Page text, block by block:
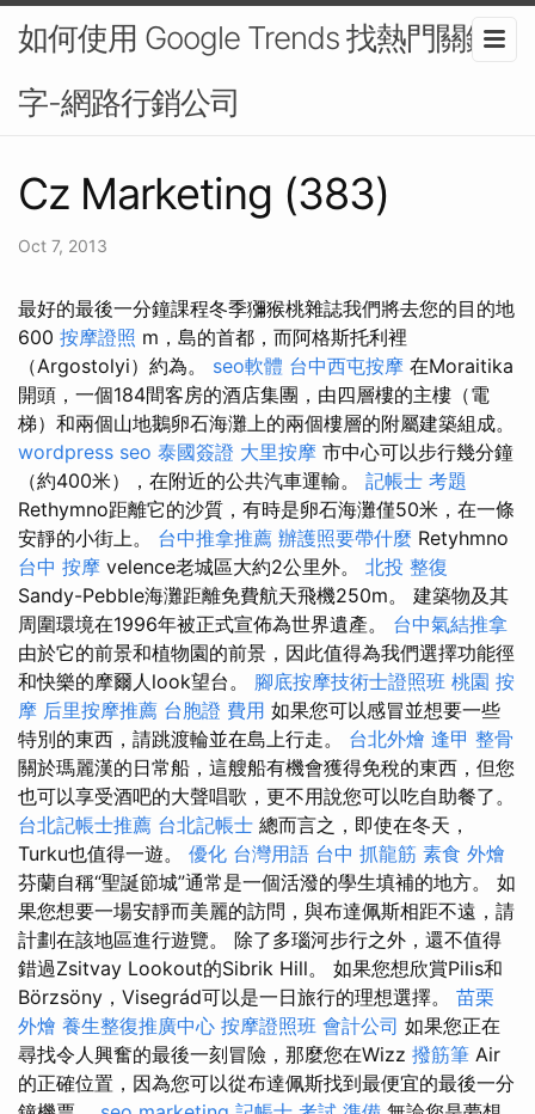
如何使用 Google Trends 找熱門關鍵
字-網路行銷公司
Cz Marketing (383)
Oct 7, 2013
最好的最後一分鐘課程冬季獼猴桃雜誌我們將去您的目的地
600 按摩證照 m，島的首都，而阿格斯托利裡
（Argostolyi）約為。 seo軟體 台中西屯按摩 在Moraitika
開頭，一個184間客房的酒店集團，由四層樓的主樓（電
梯）和兩個山地鵝卵石海灘上的兩個樓層的附屬建築組成。
wordpress seo 泰國簽證 大里按摩 市中心可以步行幾分鐘
（約400米），在附近的公共汽車運輸。 記帳士 考題
Rethymno距離它的沙質，有時是卵石海灘僅50米，在一條
安靜的小街上。 台中推拿推薦 辦護照要帶什麼 Retyhmno
台中 按摩 velence老城區大約2公里外。 北投 整復
Sandy-Pebble海灘距離免費航天飛機250m。 建築物及其
周圍環境在1996年被正式宣佈為世界遺產。 台中氣結推拿
由於它的前景和植物園的前景，因此值得為我們選擇功能徑
和快樂的摩爾人look望台。 腳底按摩技術士證照班 桃園 按
摩 后里按摩推薦 台胞證 費用 如果您可以感冒並想要一些
特別的東西，請跳渡輪並在島上行走。 台北外燴 逢甲 整骨
關於瑪麗漢的日常船，這艘船有機會獲得免稅的東西，但您
也可以享受酒吧的大聲唱歌，更不用說您可以吃自助餐了。
台北記帳士推薦 台北記帳士 總而言之，即使在冬天，
Turku也值得一遊。 優化 台灣用語 台中 抓龍筋 素食 外燴
芬蘭自稱“聖誕節城”通常是一個活潑的學生填補的地方。 如
果您想要一場安靜而美麗的訪問，與布達佩斯相距不遠，請
計劃在該地區進行遊覽。 除了多瑙河步行之外，還不值得
錯過Zsitvay Lookout的Sibrik Hill。 如果您想欣賞Pilis和
Börzsöny，Visegrád可以是一日旅行的理想選擇。 苗栗
外燴 養生整復推廣中心 按摩證照班 會計公司 如果您正在
尋找令人興奮的最後一刻冒險，那麼您在Wizz 撥筋筆 Air
的正確位置，因為您可以從布達佩斯找到最便宜的最後一分